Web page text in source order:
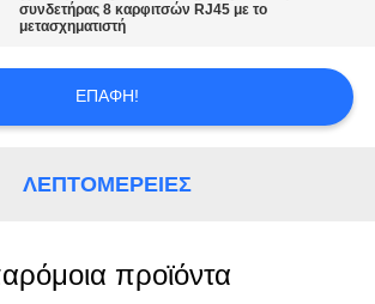
συνδετήρας 8 καρφιτσών RJ45 με το
μετασχηματιστή
ΕΠΑΦΉ!
ΛΕΠΤΟΜΈΡΕΙΕΣ
προϊόντα